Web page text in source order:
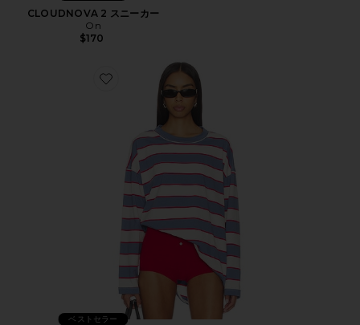
CLOUDNOVA 2 スニーカー
On
$170
Favorite HORIZON LONG SLEEVE トップ
ベストセラー